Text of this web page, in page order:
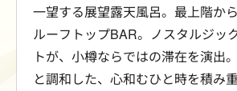
一望する展望露天風呂。最上階か
ルーフトップBAR。ノスタルジッ
トが、小樽ならではの滞在を演出
と調和した、心和むひと時を積み